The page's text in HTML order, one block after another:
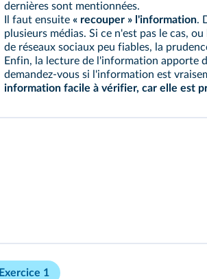
dernières sont mentionnées.
Il faut ensuite « recouper » l'information.
plusieurs médias. Si ce n'est pas le cas,
de réseaux sociaux peu fiables, la
Enfin, la lecture de l'information apporte
demandez-vous si l'information est
information facile à vérifier, car elle est
Exercice 1